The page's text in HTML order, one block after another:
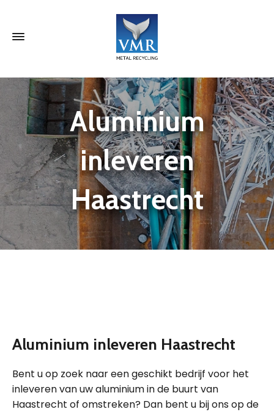
Aluminium
inleveren
Haastrecht
Aluminium inleveren Haastrecht
Bent u op zoek naar een geschikt bedrijf voor het
inleveren van uw aluminium in de buurt van
Haastrecht of omstreken? Dan bent u bij ons op de